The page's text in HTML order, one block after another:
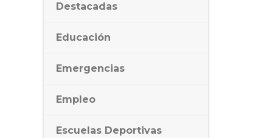
Destacadas
Educación
Emergencias
Empleo
Escuelas Deportivas